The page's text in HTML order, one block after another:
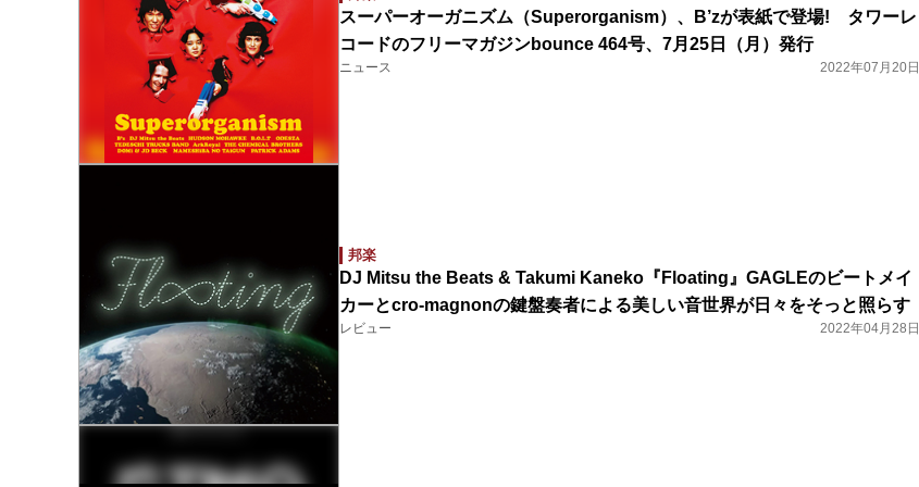
スーパーオーガニズム（Superorganism）、B’zが表紙で登場! タワーレ
コードのフリーマガジンbounce 464号、7月25日（月）発行
ニュース 2022年07月20日
邦楽
DJ Mitsu the Beats & Takumi Kaneko『Floating』GAGLEのビートメイ
カーとcro-magnonの鍵盤奏者による美しい音世界が日々をそっと照らす
レビュー 2022年04月28日